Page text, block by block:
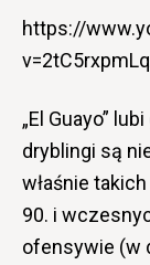
https://
„El Guayo”
dryblingi są
właśnie
90. i
ofensywie (w